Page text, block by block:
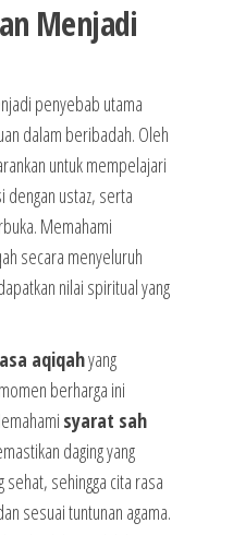
Menjadi
penyebab utama
dalam beribadah. Oleh
untuk mempelajari
ustaz, serta
Memahami
secara menyeluruh
nilai spiritual yang
aqiqahyang
berharga ini
syarat sah
daging yang
sehingga cita rasa
sesuai tuntunan agama.